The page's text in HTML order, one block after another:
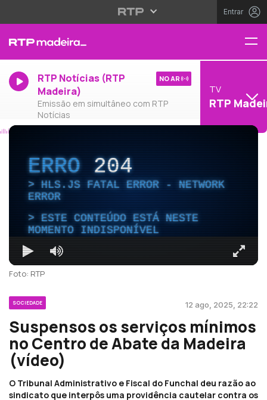
Entrar
RTP Notícias (RTP
Madeira)
Emissão em simultâneo com RTP
Notícias
NO AR
TV
RTP
ERRO204
HLS.JS FATAL ERROR - NETWORK
ERROR
ESTE CONTEÚDO ESTÁ NESTE
MOMENTO INDISPONÍVEL
Foto: RTP
SOCIEDADE 12 ago, 2025, 22:22
Suspensos os serviços mínimos
no Centro de Abate da Madeira
(vídeo)
O Tribunal Administrativo e Fiscal do Funchal deu razão ao
sindicato que interpôs uma providência cautelar contra os